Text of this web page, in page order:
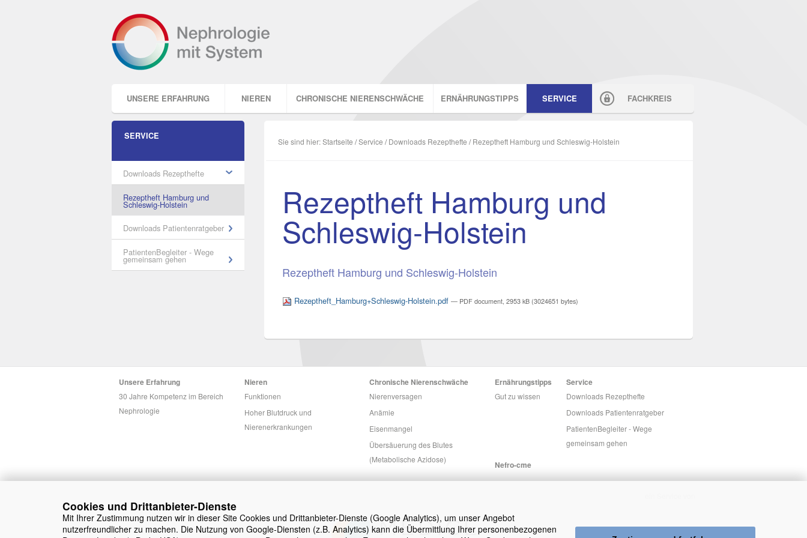
Cookies und Drittanbieter-Dienste
Mit Ihrer Zustimmung nutzen wir in dieser Site Cookies und Drittanbieter-Dienste (Google Analytics), um unser Angebot
nutzerfreundlicher zu machen. Die Nutzung von Google-Diensten (z.B. Analytics) kann die Übermittlung Ihrer personenbezogenen
zum
Inhalt
|
Direkt
UNSERE ERFAHRUNG NIEREN CHRONISCHE NIERENSCHWÄCHE ERNÄHRUNGSTIPPS SERVICE FACHKREIS
Sie sind hier:Startseite /Service /Downloads Rezepthefte /Rezeptheft Hamburg und Schleswig-Holstein
Rezeptheft Hamburg und
Schleswig-Holstein
Rezeptheft Hamburg und Schleswig-Holstein
Rezeptheft_Hamburg+Schleswig-Holstein.pdf — PDF document, 2953 kB (3024651 bytes)
Explorer
PortletSERVICE
Downloads Rezepthefte
Rezeptheft Hamburg und
Schleswig-Holstein
Downloads Patientenratgeber
PatientenBegleiter - Wege
gemeinsam gehen
Unsere Erfahrung
30 Jahre Kompetenz im Bereich
Nephrologie
Nieren
Funktionen
Hoher Blutdruck und
Nierenerkrankungen
Chronische Nierenschwäche
Nierenversagen
Anämie
Eisenmangel
Übersäuerung des Blutes
(Metabolische Azidose)
Ernährungstipps
Gut zu wissen
Service
Downloads Rezepthefte
Downloads Patientenratgeber
PatientenBegleiter - Wege
gemeinsam gehen
Nefro-cme